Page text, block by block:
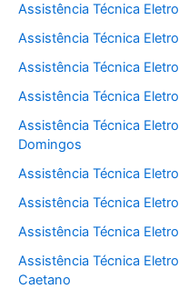
Assistência Técnica
Assistência Técnica
Assistência Técnica
Assistência Técnica
Assistência Técnica
Domingos
Assistência Técnica
Assistência Técnica
Assistência Técnica
Assistência Técnica
Caetano